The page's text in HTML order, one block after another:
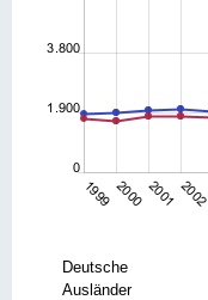
Deutsche
Ausländer